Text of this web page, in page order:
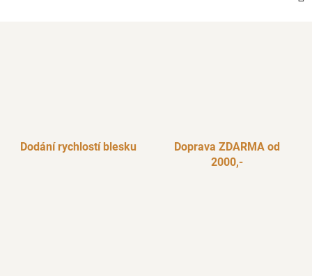
Dodání rychlostí blesku
Doprava ZDARMA od
2000,-